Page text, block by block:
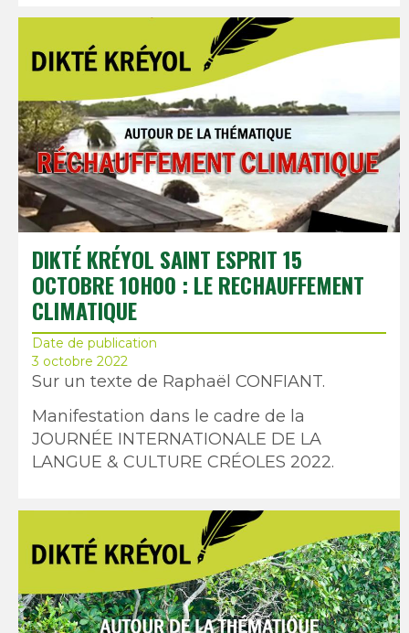
DIKTÉ KRÉYOL SAINT ESPRIT 15
OCTOBRE 10H00 : LE RECHAUFFEMENT
CLIMATIQUE
Date de publication
3 octobre 2022
Sur un texte de Raphaël CONFIANT.
Manifestation dans le cadre de la
JOURNÉE INTERNATIONALE DE LA
LANGUE & CULTURE CRÉOLES 2022.